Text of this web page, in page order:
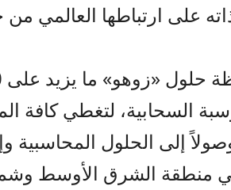
على ارتباطها العالمي من
السحابية، لتغطي كافة
وصولاً إلى الحلول المحاسبية
منطقة الشرق الأوسط وشمال